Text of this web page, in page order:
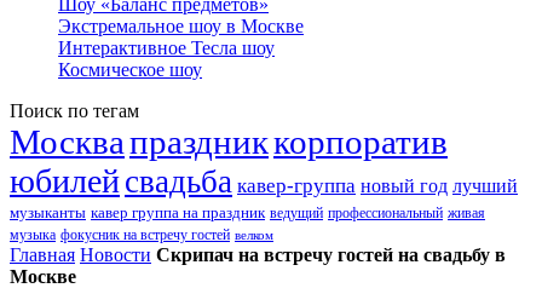
Шоу «Баланс предметов»
Экстремальное шоу в Москве
Интерактивное Тесла шоу
Космическое шоу
Поиск по тегам
Москвапраздниккорпоратив
юбилейсвадьба кавер-группа новый год лучший
музыканты кавер группа на праздник ведущий профессиональный живая
музыка фокусник на встречу гостей велком
Главная Новости Скрипач на встречу гостей на свадьбу в
Москве